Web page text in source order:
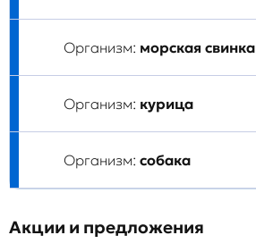
Организм: морская свинка
Организм: курица
Организм: собака
Акции и предложения